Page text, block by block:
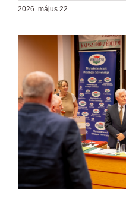
2026. május 22.
View
Larger